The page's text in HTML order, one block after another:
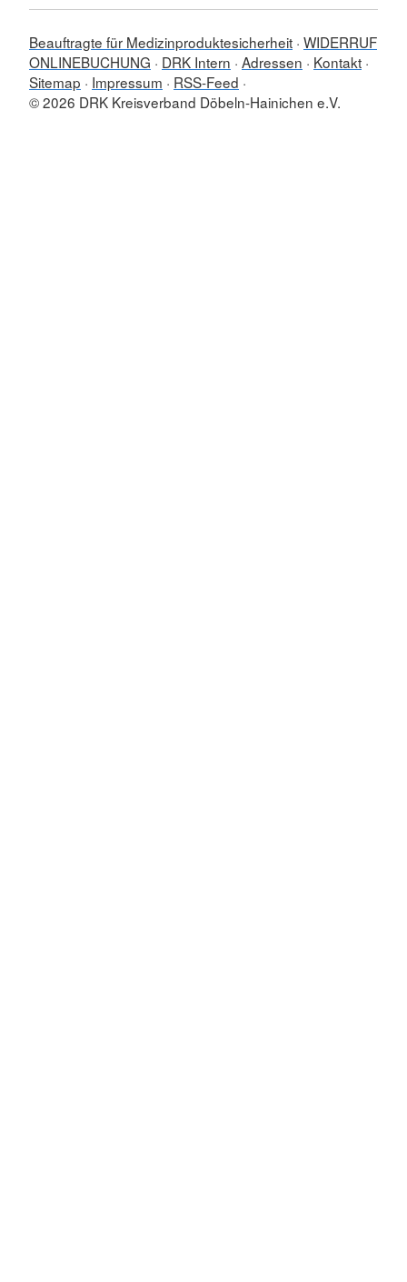
Beauftragte für Medizinproduktesicherheit WIDERRUF
ONLINEBUCHUNG
DRK Intern Adressen
Kontakt
Sitemap
Impressum
RSS-Feed
© 2026 DRK Kreisverband Döbeln-Hainichen e.V.